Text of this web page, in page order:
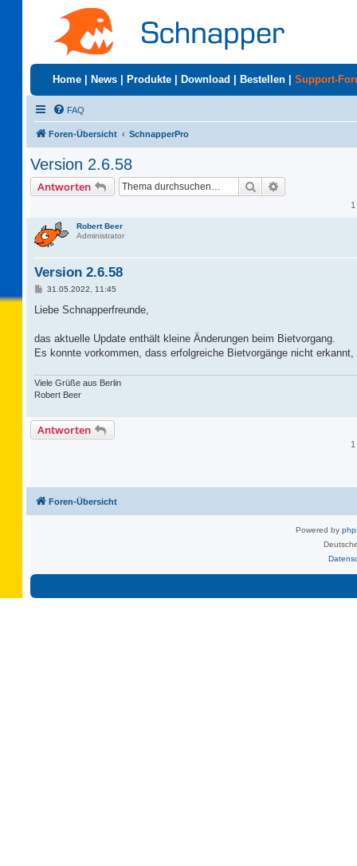
Home News Produkte Download Bestellen Support-
FAQ
Foren-Übersicht SchnapperPro
Version 2.6.58
Antworten Suche
Robert Beer
Administrator
Version 2.6.58
B
i
a
31.05.2022, 11:45
Liebe Schnapperfreunde,
das aktuelle Update enthält kleine Änderungen beim Bietvorgang.
Es konnte vorkommen, dass erfolgreiche Bietvorgänge nicht
Viele Grüße aus Berlin
Robert Beer
Antworten
Foren-Übersicht
Powered by